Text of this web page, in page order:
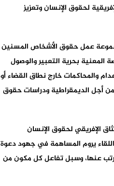
لحقوق الإنسان وتعزيز
عمل حقوق الأشخاص المسنين
المعنية بحرية التعبير والوصول
والمحاكمات خارج نطاق القضاء أو
من أجل الديمقراطية ودراسات حقوق
الإفريقي لحقوق الإنسان
يروم المساهمة في جهود دعوة
عنها، وسبل تفاعل كل مكون من